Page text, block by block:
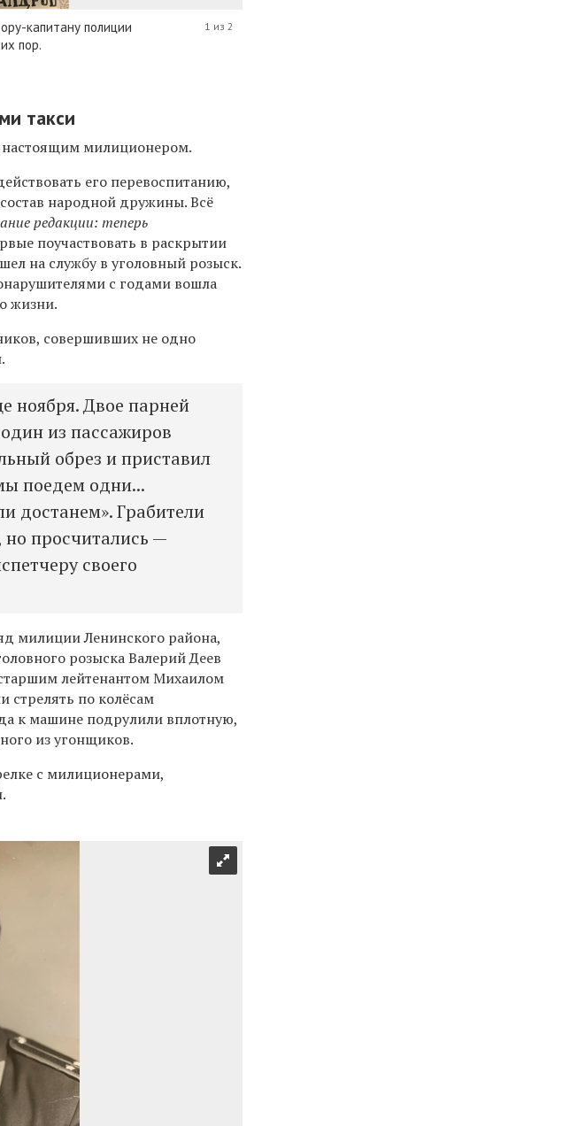
капитану полиции
пор.
1 из 2
такси
настоящим милиционером.
его перевоспитанию,
народной дружины. Всё
редакции: теперь
поучаствовать в раскрытии
на службу в уголовный розыск.
с годами вошла
жизни.
совершивших не одно
ноября. Двое парней
из пассажиров
обрез и приставил
поедем одни...
достанем». Грабители
но просчитались —
своего
милиции Ленинского района,
розыска Валерий Деев
лейтенантом Михаилом
стрелять по колёсам
к машине подрулили вплотную,
из угонщиков.
с милиционерами,